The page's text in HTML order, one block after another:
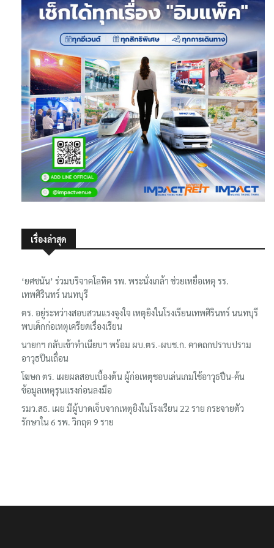
เรื่องล่าสุด
‘ยศชนัน’ ร่วมบริจาคโลหิต รพ. พระนั่งเกล้า ช่วยเหยื่อเหตุ รร.
เทพศิรินทร์ นนทบุรี
ตร. อยู่ระหว่างสอบสวนแรงจูงใจ เหตุยิงในโรงเรียนเทพศิรินทร์ นนทบุรี
พบเด็กก่อเหตุเครียดเรื่องเรียน
นายกฯ กลับเข้าทำเนียบฯ พร้อม ผบ.ตร.-ผบช.ก. คาดถกปราบปราม
อาวุธปืนเถื่อน
โฆษก ตร. เผยผลสอบเบื้องต้น ผู้ก่อเหตุชอบเล่นเกมใช้อาวุธปืน-ค้น
ข้อมูลเหตุรุนแรงก่อนลงมือ
รมว.สธ. เผย มีผู้บาดเจ็บจากเหตุยิงในโรงเรียน 22 ราย กระจายตัว
รักษาใน 6 รพ. วิกฤต 9 ราย